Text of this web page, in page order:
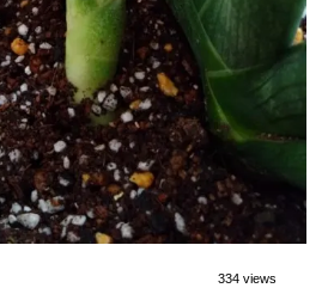
334 views